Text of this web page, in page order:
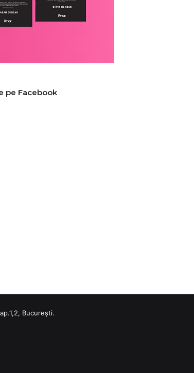
pe Facebook
București.